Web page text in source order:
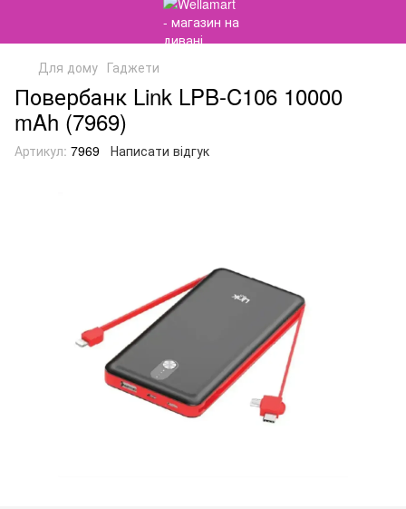
Для дому Гаджети
Повербанк Link LPB-C106 10000
mAh (7969)
Артикул: 7969 Написати відгук